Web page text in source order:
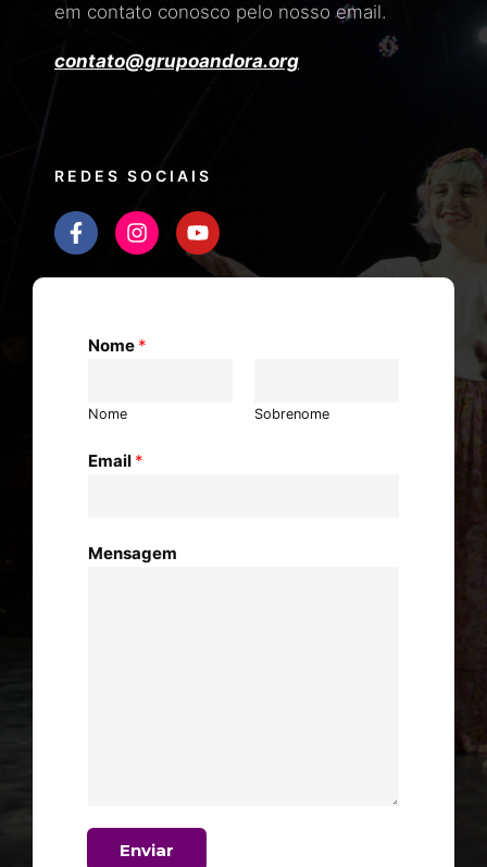
em contato conosco pelo nosso email.
contato@grupoandora.org
REDES SOCIAIS
Nome *
Nome Sobrenome
Email *
Mensagem
Enviar